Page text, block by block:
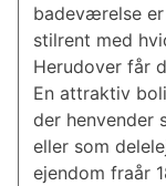
badeværelse
stilrent med
Herudover får
En attraktiv
der henvender
eller som
ejendom fraår